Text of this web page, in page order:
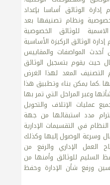
إدارة الوثائق أساسا بإعداد
ونظام تصنيفها بعد
للوثائق الخصوصية
الوثائق الركيزة الأساسية
المواصفات والمقاييس
حيث يقوم بتسجيل الوثائق
المعد لهذا الغرض
.كما يمكن بناء وتطبيق هذا
وعبر المراحل التي تمر بها
عمليات الإتلاف والتحويل
مدد استبقائها من جهة
في التقسيمات الإدارية
وسرعة الوصول إليها وكذلك
العمل الإداري والرفع من
السليم للوثائق وأمنها من
ورفع شأن الإدارة وحفظ